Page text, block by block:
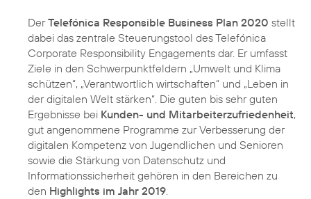
DerTelefónica Responsible Business Plan 2020 stellt
dabei das zentrale Steuerungstool des Telefónica
Corporate Responsibility Engagements dar. Er umfasst
Ziele in den Schwerpunktfeldern „Umwelt und Klima
schützen“, „Verantwortlich wirtschaften“ und „Leben in
der digitalen Welt stärken“. Die guten bis sehr guten
Ergebnisse bei Kunden- und Mitarbeiterzufriedenheit,
gut angenommene Programme zur Verbesserung der
digitalen Kompetenz von Jugendlichen und Senioren
sowie die Stärkung von Datenschutz und
Informationssicherheit gehören in den Bereichen zu
den Highlights im Jahr 2019.